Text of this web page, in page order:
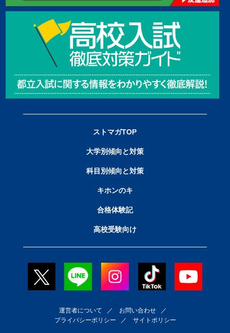
ストマガTOP
大学別傾向と対策
科目別傾向と対策
キホンのキ
合格体験記
高校受験向け
運営者について ／ お問い合わせ／
プライバシーポリシー ／ サイトポリシー